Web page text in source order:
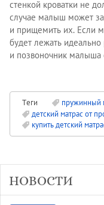
НОВОСТИ
стенкой кроватки не
случае малыш может
и прищемить их. Если
будет лежать
и позвоночник малыша
Теги
пружинный
детский матрас от
купить детский